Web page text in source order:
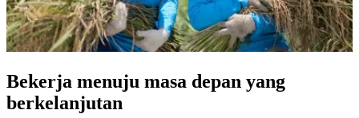
Bekerja menuju masa depan yang
berkelanjutan